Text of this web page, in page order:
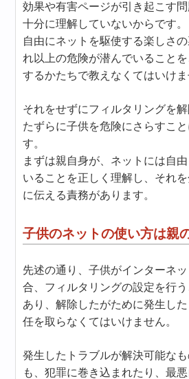
効果や有害ページが引き起こす
十分に理解していないからです。
自由にネットを駆使する楽しさ
れ以上の危険が潜んでいること
するかたちで教えなくてはいけま
それをせずにフィルタリングを
たずらに子供を危険にさらすこ
す。
まずは親自身が、ネットには自
いることを正しく理解し、それ
に伝える責務があります。
子供のネットの使い方は親
先述の通り、子供がインターネ
合、フィルタリングの設定を行
あり、解除したがために発生し
任を取らなくてはいけません。
発生したトラブルが解決可能な
も、犯罪に巻き込まれたり、最